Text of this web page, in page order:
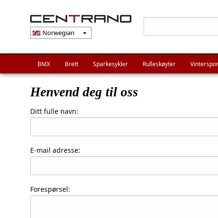
Norwegian arrow_drop_down
BMX Brett Sparkesykler Rulleskøyter
Henvend deg til oss
Ditt fulle navn:
E-mail adresse:
Forespørsel: